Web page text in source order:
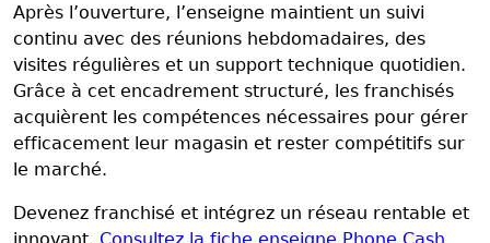
Après l’ouverture, l’enseigne maintient un suivi
continu avec des réunions hebdomadaires, des
visites régulières et un support technique quotidien.
Grâce à cet encadrement structuré, les franchisés
acquièrent les compétences nécessaires pour gérer
efficacement leur magasin et rester compétitifs sur
le marché.
Devenez franchisé et intégrez un réseau rentable et